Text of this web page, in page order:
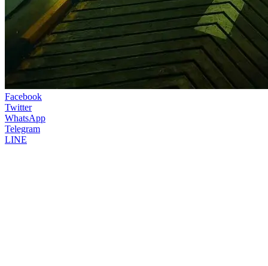
Facebook
Twitter
WhatsApp
Telegram
LINE